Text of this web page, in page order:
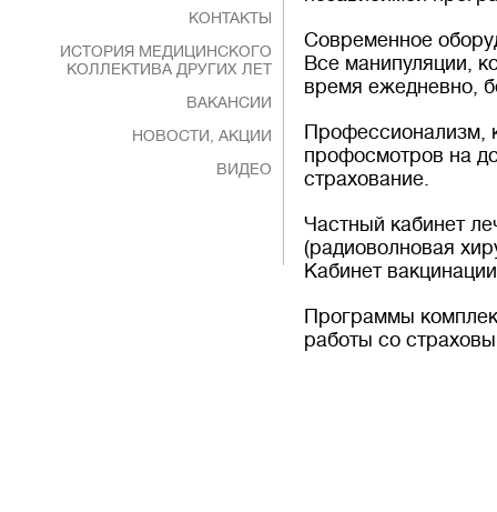
КОНТАКТЫ
ИСТОРИЯ МЕДИЦИНСКОГО
КОЛЛЕКТИВА ДРУГИХ ЛЕТ
ВАКАНСИИ
НОВОСТИ, АКЦИИ
ВИДЕО
Современное
Все манипуляции,
время ежедневно,
Профессионализм,
профосмотров на
страхование.
Частный кабинет
(радиоволновая
Кабинет
Программы
работы со